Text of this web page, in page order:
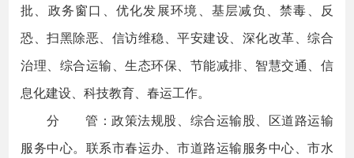
批、政务窗口、优化发展环境、基层减负、禁毒、反
恐、扫黑除恶、信访维稳、平安建设、深化改革、综合
治理、综合运输、生态环保、节能减排、智慧交通、信
息化建设、科技教育、春运工作。
分 管：政策法规股、综合运输股、区道路运输
服务中心。联系市春运办、市道路运输服务中心、市水